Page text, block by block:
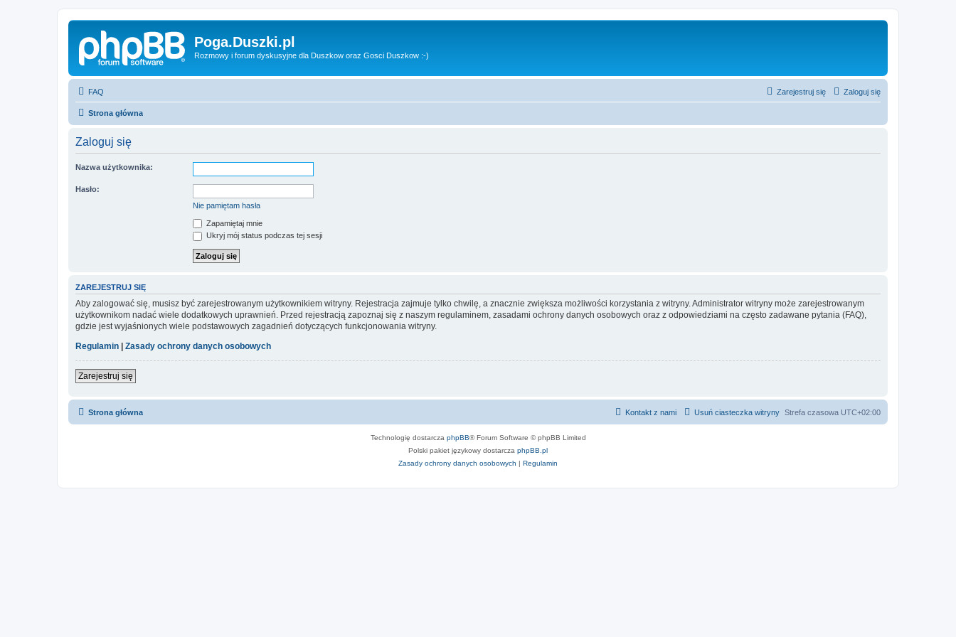
Poga.Duszki.pl
Rozmowy i forum dyskusyjne dla Duszkow oraz Gosci Duszkow :-)
FAQ Zaloguj się
Zarejestruj się
Strona główna
Zaloguj się
Nazwa użytkownika:
Hasło:
Nie pamiętam hasła
Zapamiętaj mnie
Ukryj mój status podczas tej sesji
ZAREJESTRUJ SIĘ
Aby zalogować się, musisz być zarejestrowanym użytkownikiem witryny. Rejestracja zajmuje tylko chwilę, a znacznie zwiększa możliwości korzystania z witryny. Administrator witryny może zarejestrowanym
użytkownikom nadać wiele dodatkowych uprawnień. Przed rejestracją zapoznaj się z naszym regulaminem, zasadami ochrony danych osobowych oraz z odpowiedziami na często zadawane pytania (FAQ),
gdzie jest wyjaśnionych wiele podstawowych zagadnień dotyczących funkcjonowania witryny.
Regulamin
Zasady ochrony danych osobowych
Zarejestruj się
Strona główna Strefa czasowa UTC+02:00
Usuń ciasteczka witryny
Kontakt z nami
Technologię dostarcza phpBB® Forum Software © phpBB Limited
Polski pakiet językowy dostarcza phpBB.pl
Zasady ochrony danych osobowych | Regulamin